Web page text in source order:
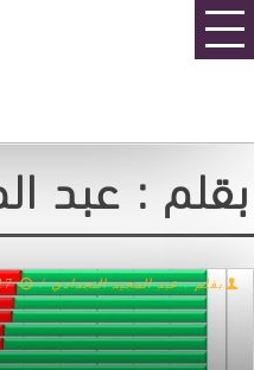
بقلم : عبد
بقلم : عبد المجيد التجدادي /